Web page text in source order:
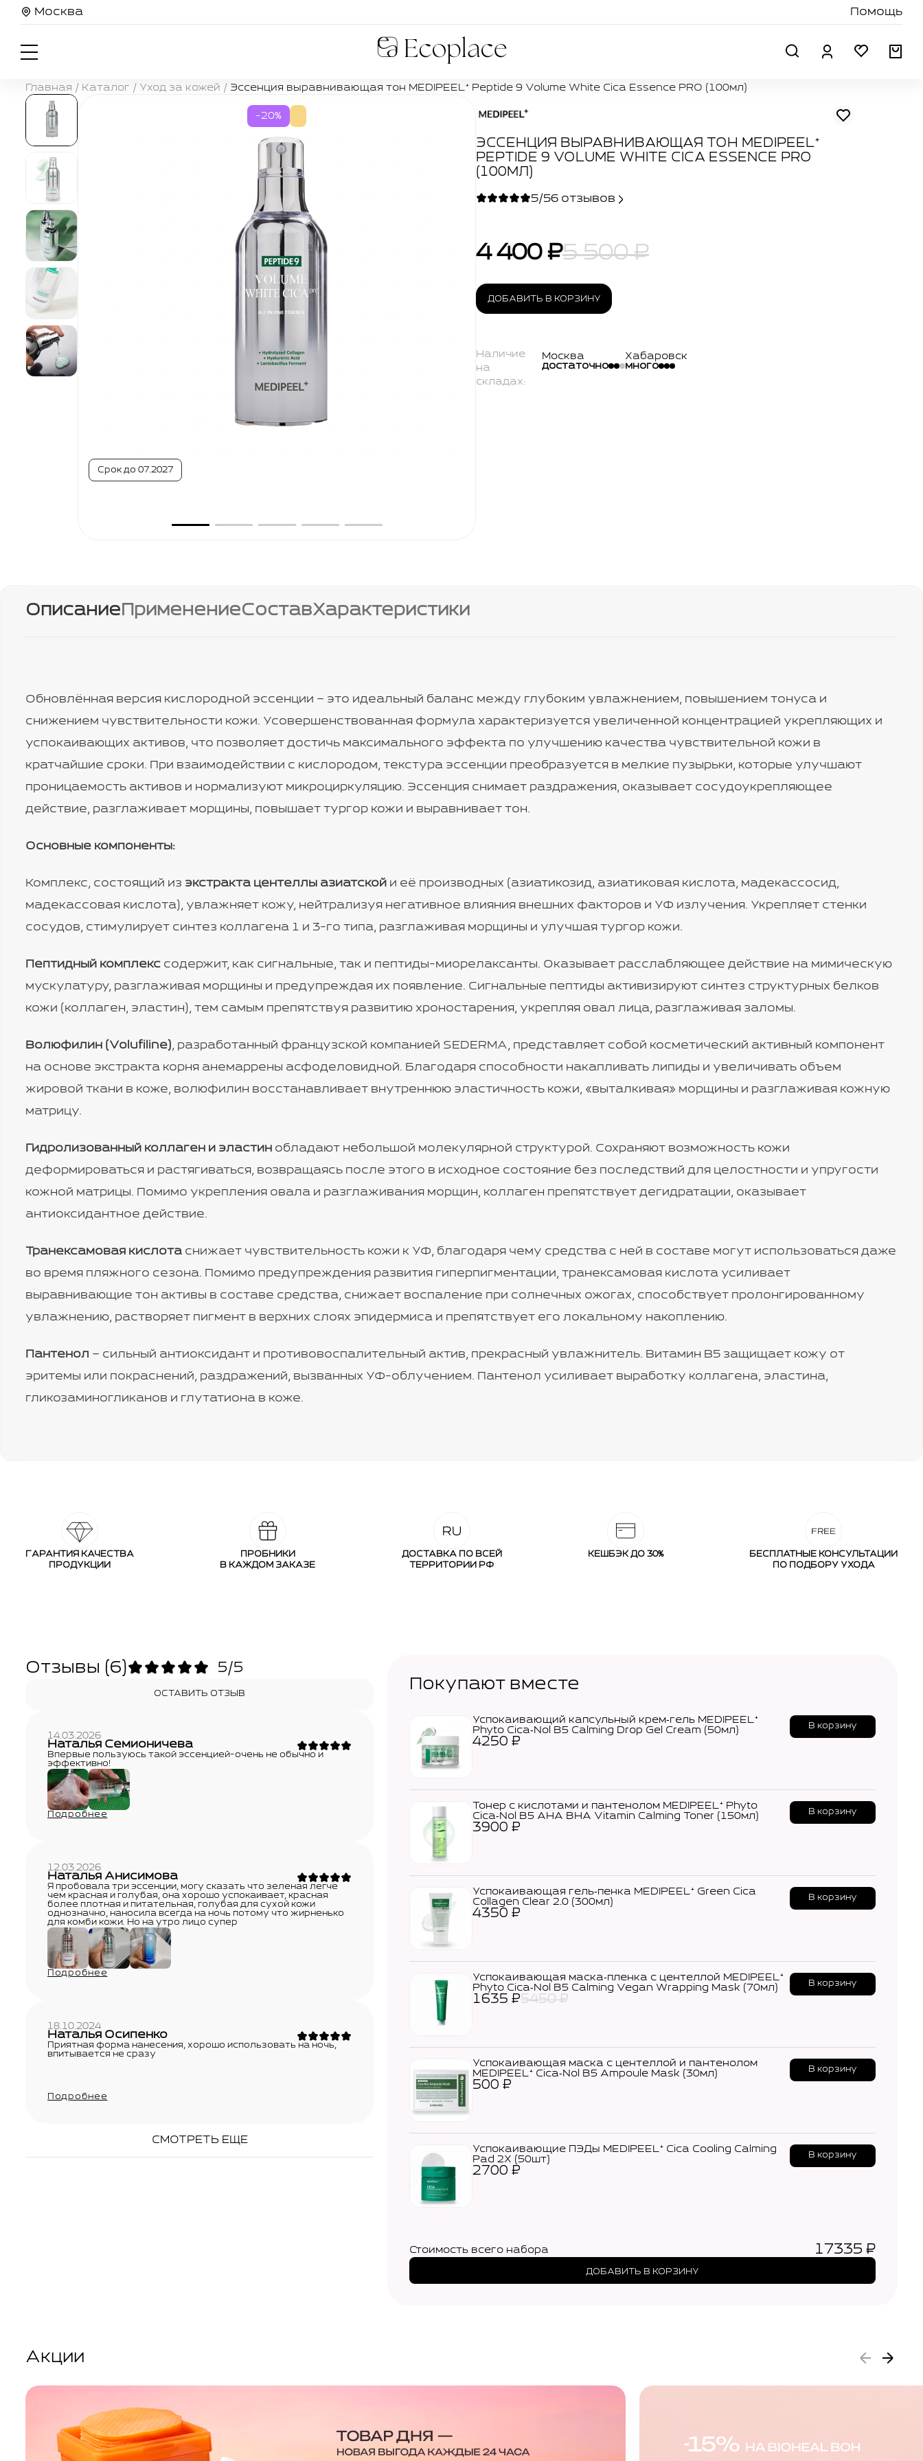
Москва Помощь
Ecoplace ПоискПрофиль
Главная / Каталог / Уход за кожей / Эссенция выравнивающая тон MEDIPEEL⁺ Peptide 9 Volume White Cica Essence PRO (100мл)
-20%
Срок до 07.2027
ЭССЕНЦИЯ ВЫРАВНИВАЮЩАЯ ТОН MEDIPEEL⁺
PEPTIDE 9 VOLUME WHITE CICA ESSENCE PRO
(100МЛ)
5/56 отзывов
4 400 ₽5 500 ₽
ДОБАВИТЬ В КОРЗИНУ
Наличие
на
складах:
Москва
достаточно
Хабаровск
много
ОписаниеПрименениеСоставХарактеристики
Обновлённая версия кислородной эссенции – это идеальный баланс между глубоким увлажнением, повышением тонуса и
снижением чувствительности кожи. Усовершенствованная формула характеризуется увеличенной концентрацией укрепляющих и
успокаивающих активов, что позволяет достичь максимального эффекта по улучшению качества чувствительной кожи в
кратчайшие сроки. При взаимодействии с кислородом, текстура эссенции преобразуется в мелкие пузырьки, которые улучшают
проницаемость активов и нормализуют микроциркуляцию. Эссенция снимает раздражения, оказывает сосудоукрепляющее
действие, разглаживает морщины, повышает тургор кожи и выравнивает тон.
Основные компоненты:
Комплекс, состоящий из экстракта центеллы азиатской и её производных (азиатикозид, азиатиковая кислота, мадекассосид,
мадекассовая кислота), увлажняет кожу, нейтрализуя негативное влияния внешних факторов и УФ излучения. Укрепляет стенки
сосудов, стимулирует синтез коллагена 1 и 3-го типа, разглаживая морщины и улучшая тургор кожи.
Пептидный комплекс содержит, как сигнальные, так и пептиды-миорелаксанты. Оказывает расслабляющее действие на мимическую
мускулатуру, разглаживая морщины и предупреждая их появление. Сигнальные пептиды активизируют синтез структурных белков
кожи (коллаген, эластин), тем самым препятствуя развитию хроностарения, укрепляя овал лица, разглаживая заломы.
Волюфилин (Volufiline), разработанный французской компанией SEDERMA, представляет собой косметический активный компонент
на основе экстракта корня анемаррены асфоделовидной. Благодаря способности накапливать липиды и увеличивать объем
жировой ткани в коже, волюфилин восстанавливает внутреннюю эластичность кожи, «выталкивая» морщины и разглаживая кожную
матрицу.
Гидролизованный коллаген и эластин обладают небольшой молекулярной структурой. Сохраняют возможность кожи
деформироваться и растягиваться, возвращаясь после этого в исходное состояние без последствий для целостности и упругости
кожной матрицы. Помимо укрепления овала и разглаживания морщин, коллаген препятствует дегидратации, оказывает
антиоксидантное действие.
Транексамовая кислота снижает чувствительность кожи к УФ, благодаря чему средства с ней в составе могут использоваться даже
во время пляжного сезона. Помимо предупреждения развития гиперпигментации, транексамовая кислота усиливает
выравнивающие тон активы в составе средства, снижает воспаление при солнечных ожогах, способствует пролонгированному
увлажнению, растворяет пигмент в верхних слоях эпидермиса и препятствует его локальному накоплению.
Пантенол – сильный антиоксидант и противовоспалительный актив, прекрасный увлажнитель. Витамин В5 защищает кожу от
эритемы или покраснений, раздражений, вызванных УФ-облучением. Пантенол усиливает выработку коллагена, эластина,
гликозаминогликанов и глутатиона в коже.
ГАРАНТИЯ КАЧЕСТВА
ПРОДУКЦИИ
ПРОБНИКИ
В КАЖДОМ ЗАКАЗЕ
ДОСТАВКА ПО ВСЕЙ
ТЕРРИТОРИИ РФ
КЕШБЭК ДО 30%
БЕСПЛАТНЫЕ КОНСУЛЬТАЦИИ
ПО ПОДБОРУ УХОДА
Отзывы (6) 5/5
ОСТАВИТЬ ОТЗЫВ
14.03.2026
Наталья Семионичева
Впервые пользуюсь такой эссенцией-очень не обычно и
эффективно!
Подробнее
12.03.2026
Наталья Анисимова
Я пробовала три эссенции, могу сказать что зеленая легче
чем красная и голубая, она хорошо успокаивает, красная
более плотная и питательная, голубая для сухой кожи
однозначно, наносила всегда на ночь потому что жирненько
для комби кожи. Но на утро лицо супер
Подробнее
18.10.2024
Наталья Осипенко
Приятная форма нанесения, хорошо использовать на ночь,
впитывается не сразу
Подробнее
СМОТРЕТЬ ЕЩЕ
Покупают вместе
Успокаивающий капсульный крем‑гель MEDIPEEL⁺
Phyto Cica‑Nol B5 Calming Drop Gel Cream (50мл)
4250 ₽
В корзину
Тонер с кислотами и пантенолом MEDIPEEL⁺ Phyto
Cica‑Nol B5 AHA BHA Vitamin Calming Toner (150мл)
3900 ₽
В корзину
Успокаивающая гель‑пенка MEDIPEEL⁺ Green Cica
Collagen Clear 2.0 (300мл)
4350 ₽
В корзину
Успокаивающая маска‑пленка с центеллой MEDIPEEL⁺
Phyto Cica‑Nol B5 Calming Vegan Wrapping Mask (70мл)
1635 ₽5450₽
В корзину
Успокаивающая маска с центеллой и пантенолом
MEDIPEEL⁺ Cica‑Nol B5 Ampoule Mask (30мл)
500 ₽
В корзину
Успокаивающие ПЭДы MEDIPEEL⁺ Cica Cooling Calming
Pad 2Х (50шт)
2700 ₽
В корзину
Стоимость всего набора 17335 ₽
ДОБАВИТЬ В КОРЗИНУ
Акции